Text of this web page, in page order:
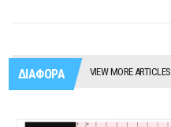
ΔΙΑΦΟΡΑ VIEW MORE ARTICLES